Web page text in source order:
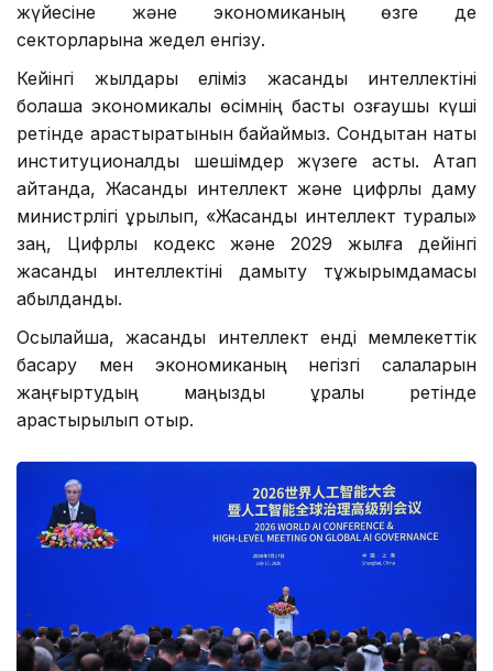
жүйесіне және экономиканың өзге де
секторларына жедел енгізу.
Кейінгі жылдары еліміз жасанды интеллектіні
болашақ экономикалық өсімнің басты қозғаушы күші
ретінде қарастыратынын байқаймыз. Сондықтан нақты
институционалдық шешімдер жүзеге асты. Атап
айтқанда, Жасанды интеллект және цифрлық даму
министрлігі құрылып, «Жасанды интеллект туралы»
заң, Цифрлық кодекс және 2029 жылға дейінгі
жасанды интеллектіні дамыту тұжырымдамасы
қабылданды.
Осылайша, жасанды интеллект енді мемлекеттік
басқару мен экономиканың негізгі салаларын
жаңғыртудың маңызды құралы ретінде
қарастырылып отыр.